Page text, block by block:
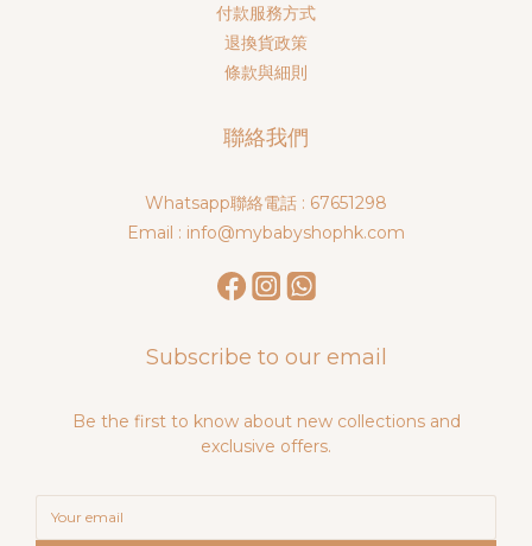
付款服務方式
退換貨政策
條款與細則
聯絡我們
Whatsapp聯絡電話 : 67651298
Email : info@mybabyshophk.com
Subscribe to our email
Be the first to know about new collections and
exclusive offers.